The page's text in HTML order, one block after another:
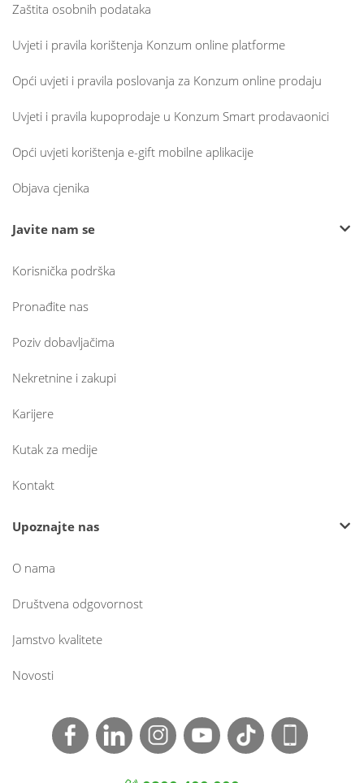
Zaštita osobnih podataka
Uvjeti i pravila korištenja Konzum online platforme
Opći uvjeti i pravila poslovanja za Konzum online prodaju
Uvjeti i pravila kupoprodaje u Konzum Smart prodavaonici
Opći uvjeti korištenja e-gift mobilne aplikacije
Objava cjenika
Javite nam se
Korisnička podrška
Pronađite nas
Poziv dobavljačima
Nekretnine i zakupi
Karijere
Kutak za medije
Kontakt
Upoznajte nas
O nama
Društvena odgovornost
Jamstvo kvalitete
Novosti